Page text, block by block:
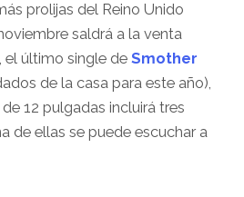
prolijas del Reino Unido
saldrá a la venta
, el último single deSmother
de la casa para este año),
12 pulgadas incluirá tres
de ellas se puede escuchar a